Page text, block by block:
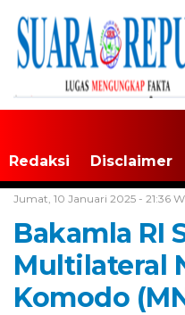
Redaksi Disclaimer
Jumat, 10 Januari 2025 - 21:36
Bakamla RI
Multilateral
Komodo